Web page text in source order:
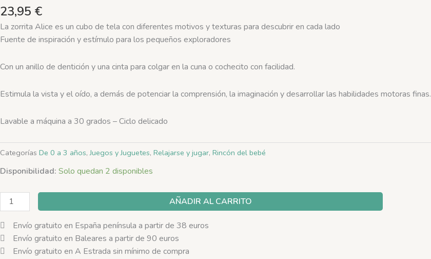
23,95 €
La zorrita Alice es un cubo de tela con diferentes motivos y texturas para descubrir en cada lado
Fuente de inspiración y estímulo para los pequeños exploradores
Con un anillo de dentición y una cinta para colgar en la cuna o cochecito con facilidad.
Estimula la vista y el oído, a demás de potenciar la comprensión, la imaginación y desarrollar las habilidades motoras finas.
Lavable a máquina a 30 grados – Ciclo delicado
Categorías De 0 a 3 años,Juegos y Juguetes, Relajarse y jugar, Rincón del bebé
Disponibilidad: Solo quedan 2 disponibles
Juguetes
bebés
-
Cubo
de
actividades
AÑADIR AL CARRITO
Envío gratuito en España península a partir de 38 euros
Envío gratuito en Baleares a partir de 90 euros
Envío gratuito en A Estrada sin mínimo de compra